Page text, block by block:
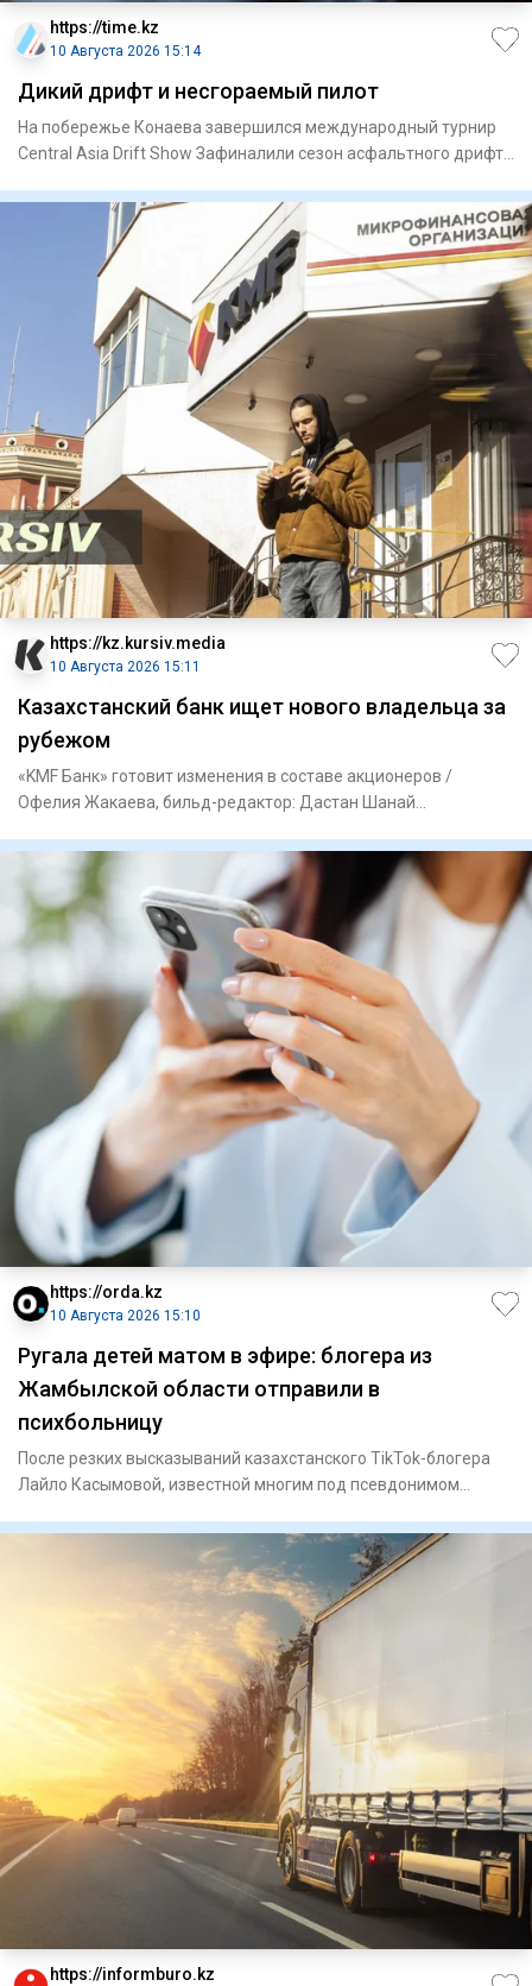
https://time.kz
10 Августа 2026 15:14
Дикий дрифт и несгораемый пилот
На побережье Конаева завершился международный турнир
Central Asia Drift Show Зафиналили сезон асфальтного дрифта
https://kz.kursiv.media
10 Августа 2026 15:11
Казахстанский банк ищет нового владельца за
рубежом
«KMF Банк» готовит изменения в составе акционеров /
Офелия Жакаева, бильд-редактор: Дастан Шанай
https://orda.kz
10 Августа 2026 15:10
Ругала детей матом в эфире: блогера из
Жамбылской области отправили в
психбольницу
После резких высказываний казахстанского TikTok-блогера
Лайло Касымовой, известной многим под псевдонимом
https://informburo.kz